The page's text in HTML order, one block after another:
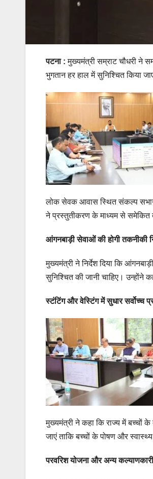
पटना : मुख्यमंत्री सम्राट चौधरी ने
भुगतान हर हाल में सुनिश्चित किया
लोक सेवक आवास स्थित संकल्प
ने प्रस्तुतीकरण के माध्यम से समेकित
आंगनबाड़ी सेवाओं की होगी तकनीकी
मुख्यमंत्री ने निर्देश दिया कि
सुनिश्चित की जानी चाहिए। उन्होंने
स्टंटिंग और वेस्टिंग में सुधार सर्वोच्च
मुख्यमंत्री ने कहा कि राज्य में बच्चों
जाएं ताकि बच्चों के पोषण और
परवरिश योजना और अन्य